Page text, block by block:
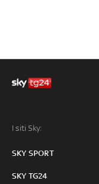
I siti Sky:
SKY SPORT
SKY TG24